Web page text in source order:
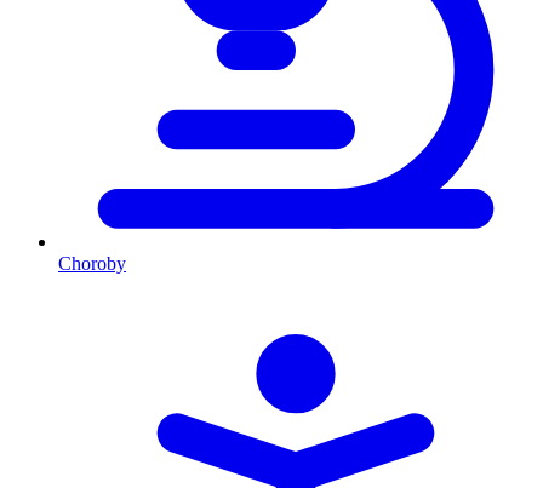
Choroby